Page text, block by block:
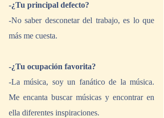
-¿Tu principal defecto?
-No saber desconetar del trabajo, es lo que
más me cuesta.
-¿Tu ocupación favorita?
-La música, soy un fanático de la música.
Me encanta buscar músicas y encontrar en
ella diferentes inspiraciones.